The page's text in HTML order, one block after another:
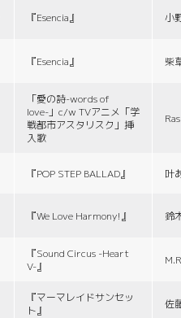
『Esencia』 小
『Esencia』 柴
「愛の詩-words of
love-」c/w TVアニメ「学
戦都市アスタリスク」挿
入歌
『POP STEP BALLAD』 叶
『We Love Harmony!』 鈴
『Sound Circus -Heart
V-』
『マーマレイドサンセッ
ト』
佐